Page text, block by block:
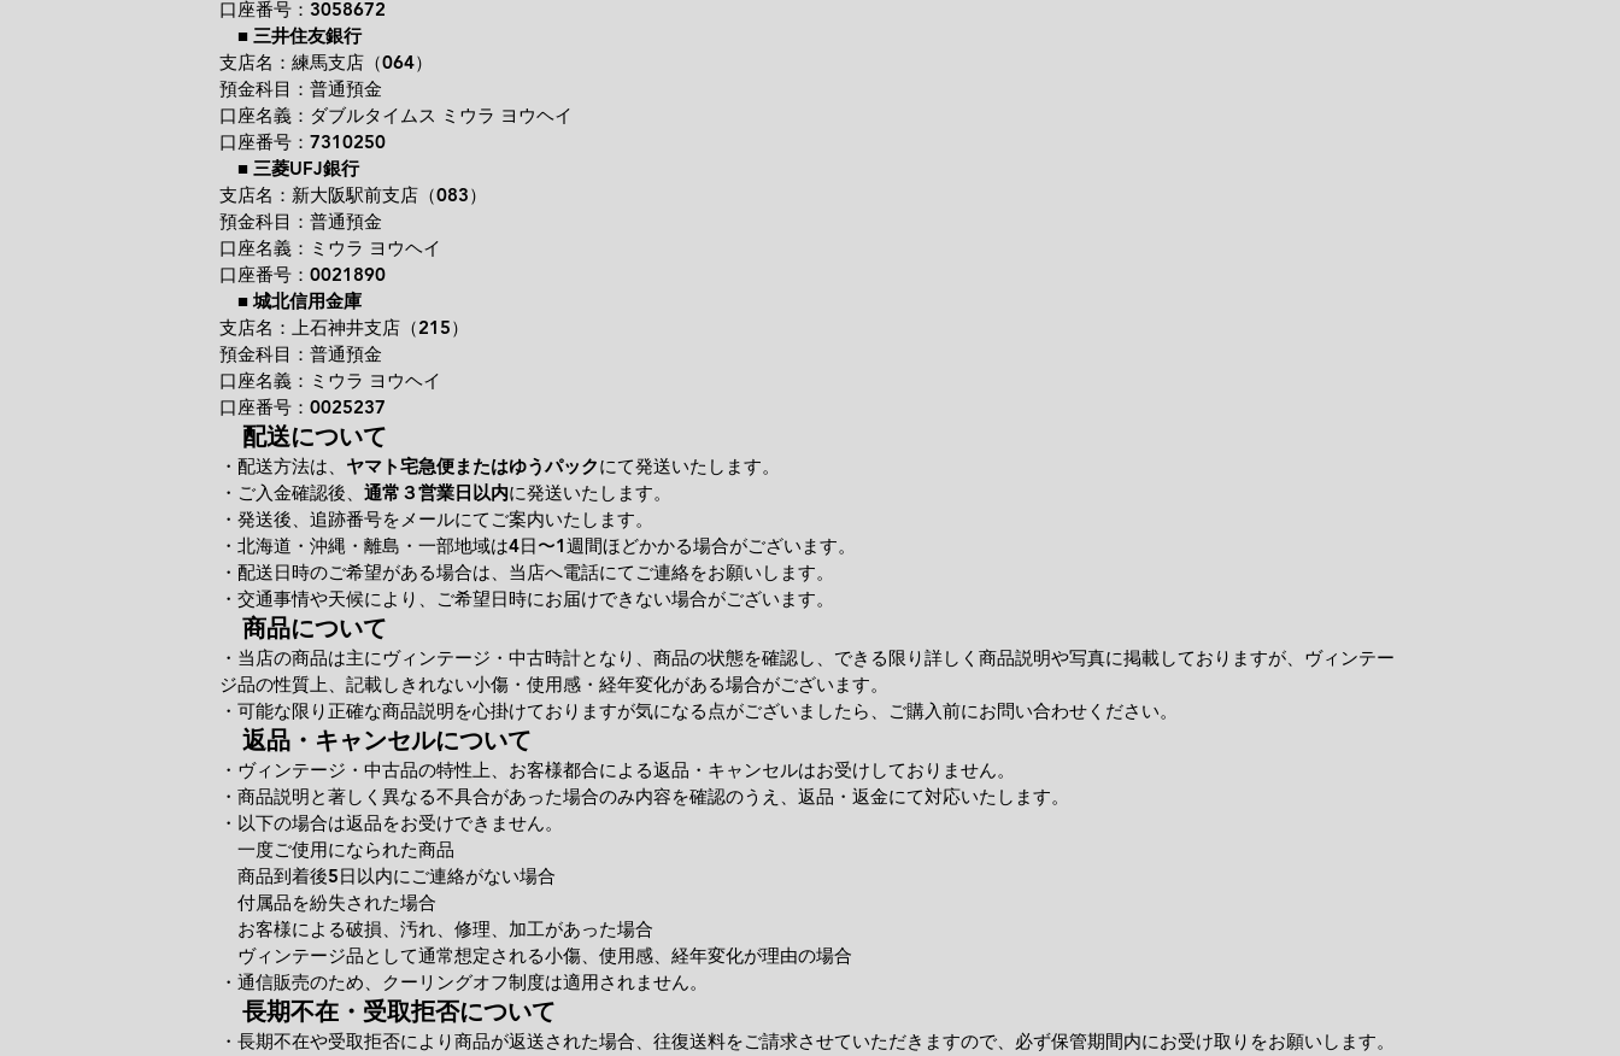
口座番号：3058672
■ 三井住友銀行
支店名：練馬支店（064）
預金科目：普通預金
口座名義：ダブルタイムス ミウラ ヨウヘイ
口座番号：7310250
■ 三菱UFJ銀行
支店名：新大阪駅前支店（083）
預金科目：普通預金
口座名義：ミウラ ヨウヘイ
口座番号：0021890
■ 城北信用金庫
支店名：上石神井支店（215）
預金科目：普通預金
口座名義：ミウラ ヨウヘイ
口座番号：0025237
配送について
・配送方法は、 ヤマト宅急便またはゆうパックにて発送いたします。
・ご入金確認後、 通常３営業日以内に発送いたします。
・発送後、追跡番号をメールにてご案内いたします。
・北海道・沖縄・離島・一部地域は4日〜1週間ほどかかる場合がございます。
・配送日時のご希望がある場合は、当店へ電話にてご連絡をお願いします。
・交通事情や天候により、ご希望日時にお届けできない場合がございます。
商品について
・当店の商品は主にヴィンテージ・中古時計となり、商品の状態を確認し、できる限り詳しく商品説明や写真に掲載しておりますが、ヴィンテー
ジ品の性質上、記載しきれない小傷・使用感・経年変化がある場合がございます。
・可能な限り正確な商品説明を心掛けておりますが気になる点がございましたら、ご購入前にお問い合わせください。
返品・キャンセルについて
・ヴィンテージ・中古品の特性上、お客様都合による返品・キャンセルはお受けしておりません。
・商品説明と著しく異なる不具合があった場合のみ内容を確認のうえ、返品・返金にて対応いたします。
・以下の場合は返品をお受けできません。
一度ご使用になられた商品
商品到着後5日以内にご連絡がない場合
付属品を紛失された場合
お客様による破損、汚れ、修理、加工があった場合
ヴィンテージ品として通常想定される小傷、使用感、経年変化が理由の場合
・通信販売のため、クーリングオフ制度は適用されません。
長期不在・受取拒否について
・長期不在や受取拒否により商品が返送された場合、往復送料をご請求させていただきますので、必ず保管期間内にお受け取りをお願いします。